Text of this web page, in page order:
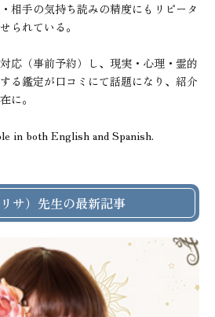
相手の気持ち読みの精度にもリピータ
られている。
応（事前予約）し、現実・心理・霊的
る鑑定が口コミにて話題になり、紹介
に。
in both English and Spanish.
サ）先生の最新記事